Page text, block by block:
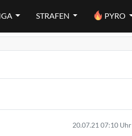
STRAFEN PYRO
20.07.21 07:10 Uhr